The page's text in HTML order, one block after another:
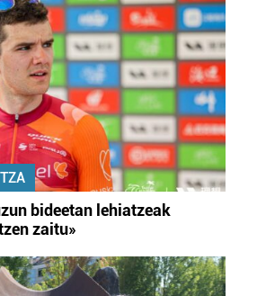
bideetan lehiatzeak
zaitu»